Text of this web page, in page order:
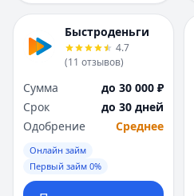
Быстроденьги
4.7
(11 отзывов)
Сумма
до 30 000 ₽
Срок
до 30 дней
Одобрение
Среднее
Онлайн займ
Первый займ 0%